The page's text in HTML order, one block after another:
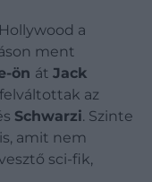
a
ment
ön át Jack
az
Schwarzi. Szinte
amit nem
sci-fik,